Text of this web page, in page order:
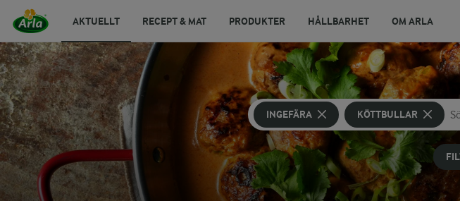
AKTUELLT RECEPT & MAT PRODUKTER HÅLLBARHET OM ARLA
INGEFÄRA KÖTTBULLAR